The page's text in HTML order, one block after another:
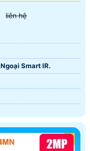
liên hệ
Smart IR.